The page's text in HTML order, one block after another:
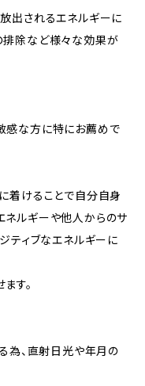
出されるエネルギーに
排除など様々な効果が
感な方に特にお薦めで
着けることで自分自身
ネルギーや他人からのサ
ティブなエネルギーに
す。
為、直射日光や年月の